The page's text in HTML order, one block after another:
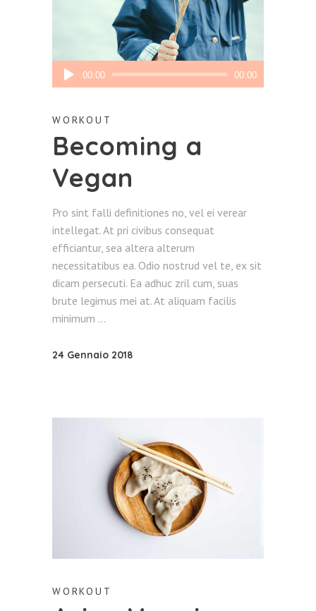
Audio
Player
00:00 00:00
WORKOUT
Becoming a
Vegan
Pro sint falli definitiones no, vel ei verear
intellegat. At pri civibus consequat
efficiantur, sea altera alterum
necessitatibus ea. Odio nostrud vel te, ex sit
dicam persecuti. Ea adhuc zril cum, suas
brute legimus mei at. At aliquam facilis
minimum
24 Gennaio 2018
WORKOUT